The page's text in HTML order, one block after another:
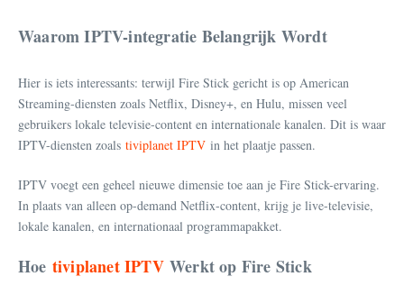
Waarom IPTV-integratie Belangrijk Wordt
Hier is iets interessants: terwijl Fire Stick gericht is op American
Streaming-diensten zoals Netflix, Disney+, en Hulu, missen veel
gebruikers lokale televisie-content en internationale kanalen. Dit is waar
IPTV-diensten zoals tiviplanet IPTV in het plaatje passen.
IPTV voegt een geheel nieuwe dimensie toe aan je Fire Stick-ervaring.
In plaats van alleen op-demand Netflix-content, krijg je live-televisie,
lokale kanalen, en internationaal programmapakket.
Hoe tiviplanet IPTVWerkt op Fire Stick